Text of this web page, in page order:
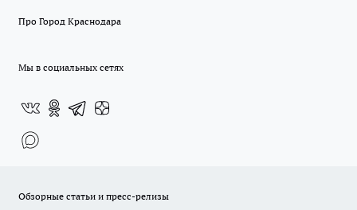
Про Город Краснодара
Мы в социальных сетях
Обзорные статьи и пресс-релизы